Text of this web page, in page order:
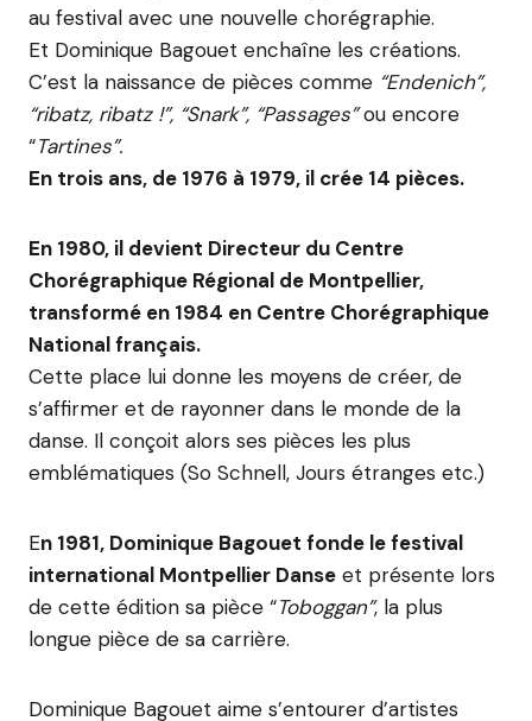
au festival avec une nouvelle chorégraphie.
Et Dominique Bagouet enchaîne les créations.
C’est la naissance de pièces comme “Endenich”,
“ribatz, ribatz !”, “Snark”, “Passages”ou encore
“Tartines”.
En trois ans, de 1976 à 1979, il crée 14 pièces.
En 1980, il devient Directeur du Centre
Chorégraphique Régional de Montpellier,
transformé en 1984 en Centre Chorégraphique
National français.
Cette place lui donne les moyens de créer, de
s’affirmer et de rayonner dans le monde de la
danse. Il conçoit alors ses pièces les plus
emblématiques (So Schnell, Jours étranges etc.)
En 1981, Dominique Bagouet fonde le festival
international Montpellier Danse et présente lors
de cette édition sa pièce “Toboggan”, la plus
longue pièce de sa carrière.
Dominique Bagouet aime s’entourer d’artistes